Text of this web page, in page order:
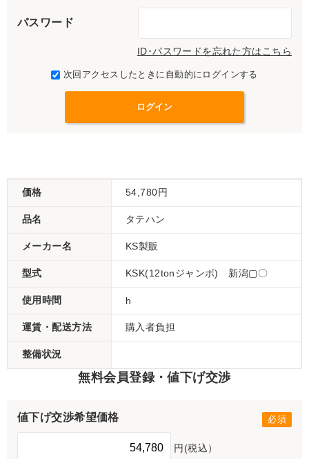
パスワード
ID･パスワードを忘れた方はこちら
次回アクセスしたときに自動的にログインする
価格 54,780円
品名 タテハン
メーカー名 KS製販
型式 KSK(12tonジャンボ) 新潟▢〇
使用時間 h
運賃・配送方法 購入者負担
整備状況
無料会員登録・値下げ交渉
値下げ交渉希望価格
円(税込）